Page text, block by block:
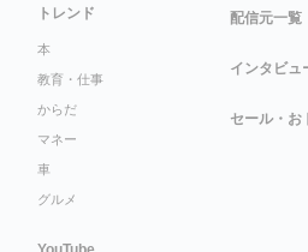
トレンド
本
教育・仕事
からだ
マネー
車
グルメ
配信元一覧
インタビュ
セール・お